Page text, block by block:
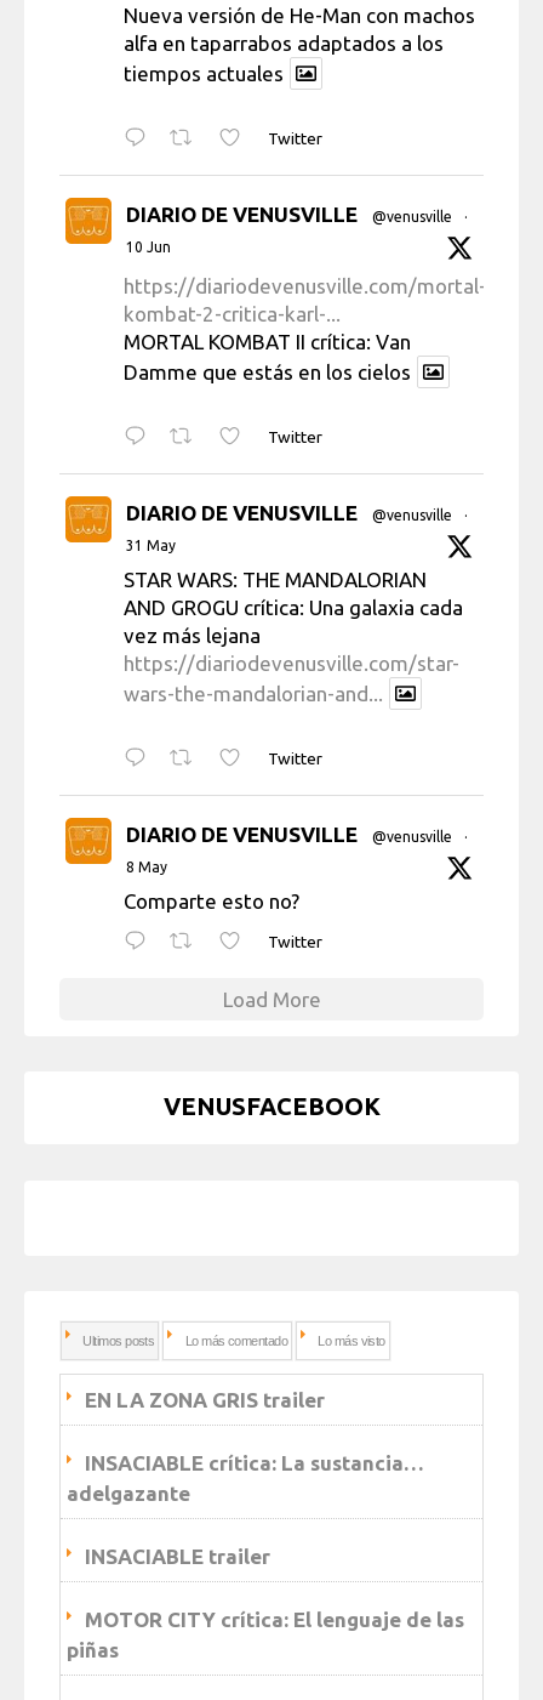
Nueva versión de He-Man con machos
alfa en taparrabos adaptados a los
tiempos actuales
Twitter
DIARIO DE VENUSVILLE @venusville
·
10 Jun
https://diariodevenusville.com/mortal-
kombat-2-critica-karl-...
MORTAL KOMBAT II crítica: Van
Damme que estás en los cielos
Twitter
DIARIO DE VENUSVILLE @venusville
·
31 May
STAR WARS: THE MANDALORIAN
AND GROGU crítica: Una galaxia cada
vez más lejana
https://diariodevenusville.com/star-
wars-the-mandalorian-and...
Twitter
DIARIO DE VENUSVILLE @venusville
·
8 May
Comparte esto no?
Twitter
Load More
VENUSFACEBOOK
Ultimos posts Lo más comentado Lo más visto
EN LA ZONA GRIS trailer
INSACIABLE crítica: La sustancia…
adelgazante
INSACIABLE trailer
MOTOR CITY crítica: El lenguaje de las
piñas